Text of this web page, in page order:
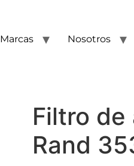
Marcas Nosotros
Filtro
Rand